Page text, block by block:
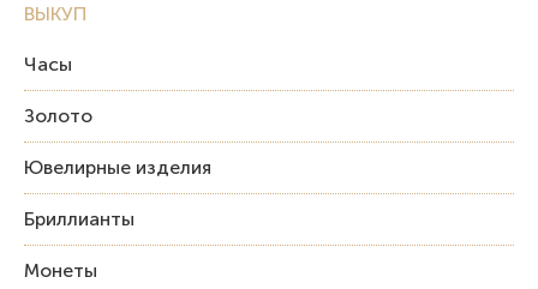
ВЫКУП
Часы
Золото
Ювелирные изделия
Бриллианты
Монеты